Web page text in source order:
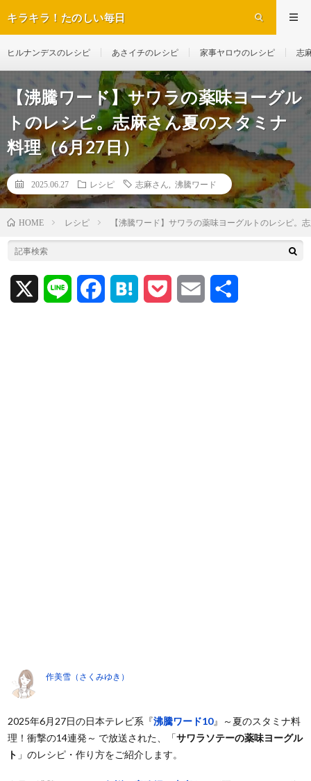
キラキラ！たのしい毎日
ヒルナンデスのレシピ あさイチのレシピ 家事ヤロウのレシピ 志
【沸騰ワード】サワラの薬味ヨーグル
トのレシピ。志麻さん夏のスタミナ
料理（6月27日）
2025.06.27 レシピ 志麻さん 沸騰ワード
HOME レシピ 【沸騰ワード】サワラの薬味ヨーグルトのレシピ。
作美雪（さくみゆき）
2025年6月27日の日本テレビ系『沸騰ワード10』～夏のスタミナ料
理！衝撃の14連発～ で放送された、「サワラソテーの薬味ヨーグル
ト 」のレシピ・作り方をご紹介します。